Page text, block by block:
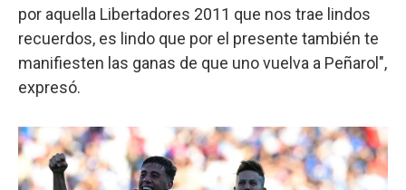
por aquella Libertadores 2011 que nos trae lindos
recuerdos, es lindo que por el presente también te
manifiesten las ganas de que uno vuelva a Peñarol",
expresó.